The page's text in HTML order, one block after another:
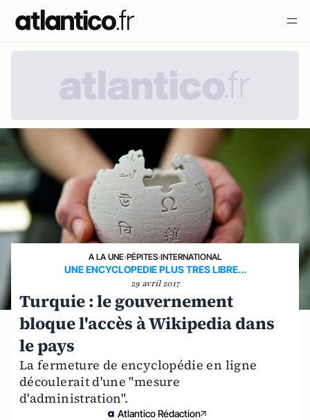
A LA UNE›PÉPITES›INTERNATIONAL
UNE ENCYCLOPEDIE PLUS TRES LIBRE...
29 avril 2017
Turquie : le gouvernement
bloque l'accès à Wikipedia dans
le pays
La fermeture de encyclopédie en ligne
découlerait d'une "mesure
d'administration".
Atlantico Rédaction